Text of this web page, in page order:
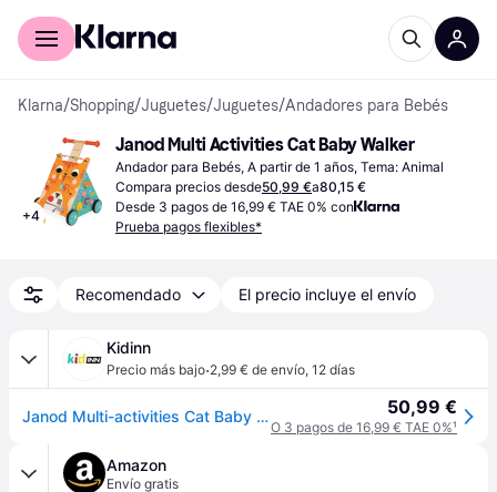
Comprar con Klarna
Klarna/Shopping/Juguetes/Juguetes/Andadores para Bebés
+4
Janod Multi Activities Cat Baby Walker
Andador para Bebés, A partir de 1 años, Tema: Animal
Compara precios desde50,99 €a80,15 €
Desde 3 pagos de 16,99 € TAE 0% con
Prueba pagos flexibles*
Recomendado El precio incluye el envío
Kidinn
Precio más bajo·2,99 € de envío, 12 días
Janod Multi-activities Cat Baby Walker Multicolor 12 Months-3 Years Niños 50,99 €
O 3 pagos de 16,99 € TAE 0%¹
Amazon
Envío gratis